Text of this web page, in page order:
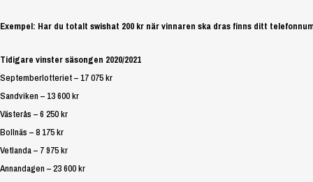
Exempel: Har du totalt swishat 200 kr när vinnaren ska dras finns ditt
Tidigare vinster säsongen 2020/2021
Septemberlotteriet – 17 075 kr
Sandviken – 13 600 kr
Västerås – 6 250 kr
Bollnäs – 8 175 kr
Vetlanda – 7 975 kr
Annandagen – 23 600 kr